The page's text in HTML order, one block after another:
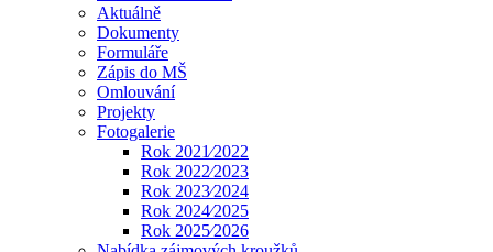
Aktuálně
Dokumenty
Formuláře
Zápis do MŠ
Omlouvání
Projekty
Fotogalerie
Rok 2021⁄2022
Rok 2022⁄2023
Rok 2023⁄2024
Rok 2024⁄2025
Rok 2025⁄2026